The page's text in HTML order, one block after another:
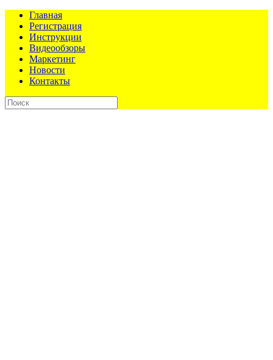
Главная
Регистрация
Инструкции
Видеообзоры
Маркетинг
Новости
Контакты